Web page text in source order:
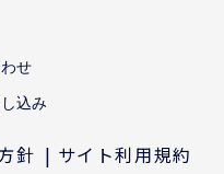
せ
込み
針
サイト利用規約